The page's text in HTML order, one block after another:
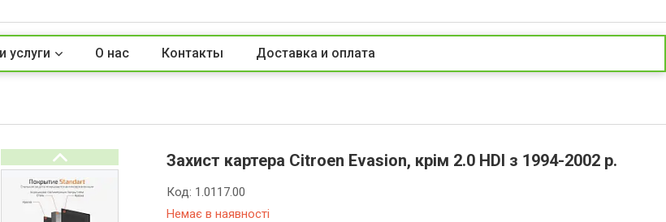
услуги О нас Контакты Доставка и оплата
Захист картера Citroen Evasion, крім 2.0 HDI з 1994-2002 р.
Немає в наявності
Код: 1.0117.00